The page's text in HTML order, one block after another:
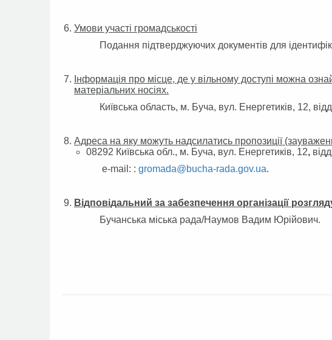
Умови участі громадськості
Подання підтверджуючих документів для
Інформація про місце, де у вільному доступі можна
матеріальних носіях.
Київська область, м. Буча, вул. Енергетиків, 12,
Адреса на яку можуть надсилатись пропозиції
08292 Київська обл., м. Буча, вул. Енергетиків, 12,
e-mail: :gromada@bucha-rada.gov.ua.
Відповідальний за забезпечення організації
Бучанська міська рада/Наумов Вадим Юрійович.